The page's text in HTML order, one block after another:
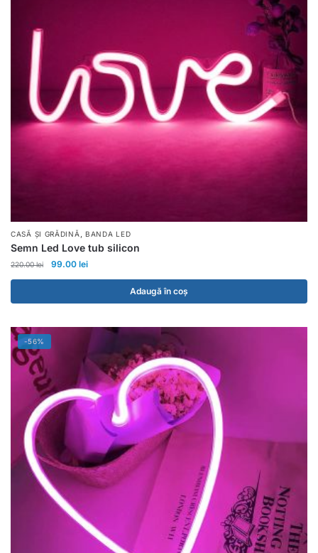
CASĂ ȘI GRĂDINĂ , BANDA LED
Semn Led Love tub silicon
220.00lei 99.00 lei
Adaugă în coș
-56%